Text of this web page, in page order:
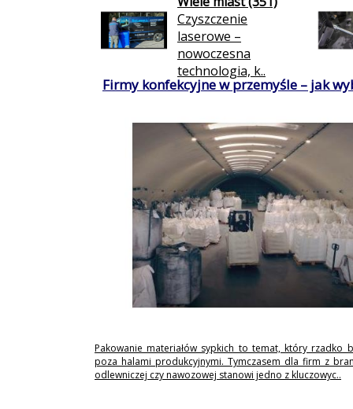
Czyszczenie
laserowe –
nowoczesna
technologia, k..
Firmy konfekcyjne w przemyśle – jak
Pakowanie materiałów sypkich to temat, który rzadko
poza halami produkcyjnymi. Tymczasem dla firm z
odlewniczej czy nawozowej stanowi jedno z kluczowyc..